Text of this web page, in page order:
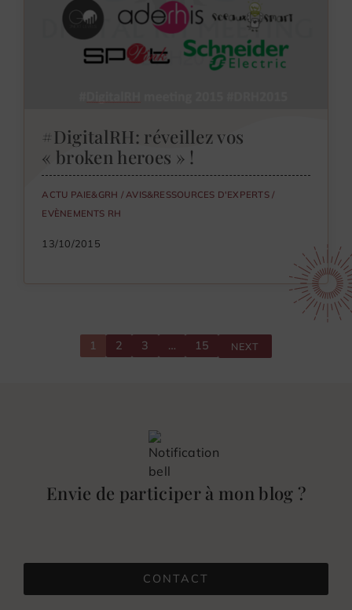
#DigitalRH: réveillez vos
« broken heroes » !
ACTU PAIE&GRH / AVIS&RESSOURCES D'EXPERTS/
EVÈNEMENTS RH
13/10/2015
1 2 3 … 15 NEXT
Envie de participer à mon blog ?
CONTACT